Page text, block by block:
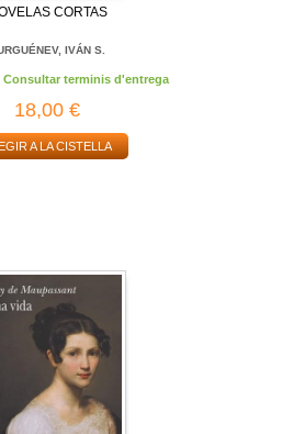
CORTAS
IVÁN S.
Consultar terminis d'entrega
18,00 €
A LA CISTELLA